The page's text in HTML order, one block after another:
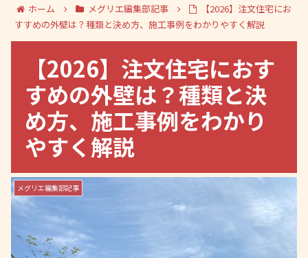
ホーム メグリエ編集部記事
【2026】注文住宅にお
すすめの外壁は？種類と決め方、施工事例をわかりやすく解説
【2026】注文住宅におす
すめの外壁は？種類と決
め方、施工事例をわかり
やすく解説
メグリエ編集部記事